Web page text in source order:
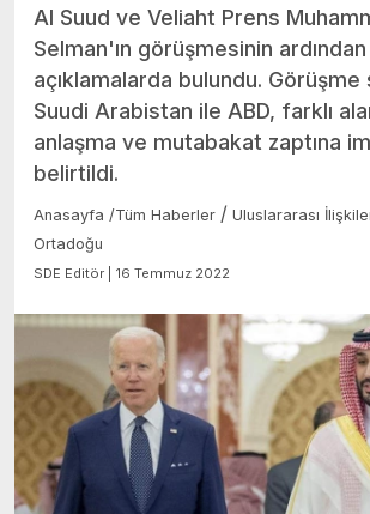
Al Suud ve Veliaht Prens
Selman'ın görüşmesinin ardından
açıklamalarda bulundu. Görüşme
Suudi Arabistan ile ABD, farklı
anlaşma ve mutabakat zaptına
belirtildi.
Anasayfa /Tüm Haberler / Uluslararası
Ortadoğu
SDE Editör | 16 Temmuz 2022